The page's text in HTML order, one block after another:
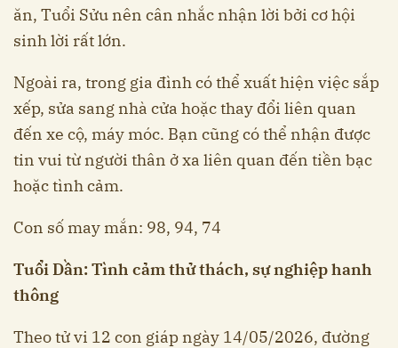
ăn, Tuổi Sửu nên cân nhắc nhận lời bởi cơ hội
sinh lời rất lớn.
Ngoài ra, trong gia đình có thể xuất hiện việc sắp
xếp, sửa sang nhà cửa hoặc thay đổi liên quan
đến xe cộ, máy móc. Bạn cũng có thể nhận được
tin vui từ người thân ở xa liên quan đến tiền bạc
hoặc tình cảm.
Con số may mắn: 98, 94, 74
Tuổi Dần: Tình cảm thử thách, sự nghiệp hanh
thông
Theo tử vi 12 con giáp ngày 14/05/2026, đường